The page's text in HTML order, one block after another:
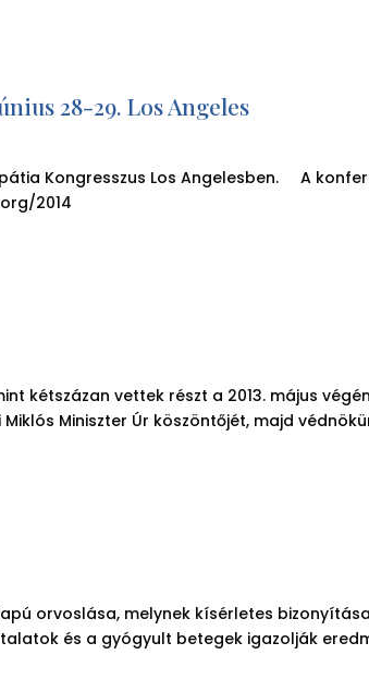
28-29. Los Angeles
Kongresszus Los Angelesben. A
2014
kétszázan vettek részt a 2013. május
Miniszter Úr köszöntőjét, majd
orvoslása, melynek kísérletes
és a gyógyult betegek igazolják